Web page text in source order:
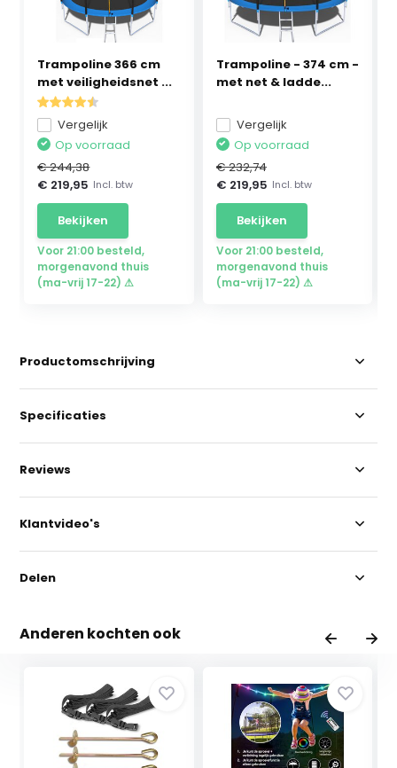
Trampoline 366 cm
met veiligheidsnet ...
Vergelijk
Op voorraad
€ 244,38
€ 219,95 Incl. btw
Bekijken
Voor 21:00 besteld,
morgenavond thuis
(ma-vrij 17-22) ⚠
Trampoline - 374 cm -
met net & ladde...
Vergelijk
Op voorraad
€ 232,74
€ 219,95 Incl. btw
Bekijken
Voor 21:00 besteld,
morgenavond thuis
(ma-vrij 17-22) ⚠
Productomschrijving
Specificaties
Reviews
Klantvideo's
Delen
Anderen kochten ook